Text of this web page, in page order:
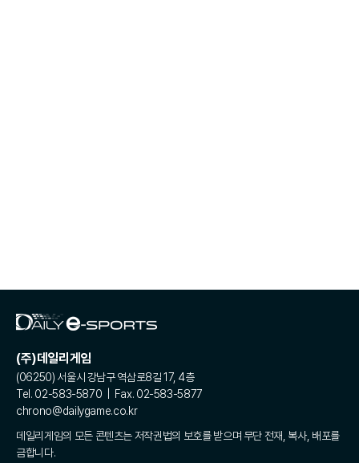
(주)데일리게임
(06250) 서울시 강남구 역삼로8길 17, 4층
Tel. 02-583-5870 | Fax. 02-583-5877
chrono@dailygame.co.kr
데일리게임의 모든 콘텐츠는 저작권법의 보호를 받으며 무단 전재, 복사, 배포를
금합니다.